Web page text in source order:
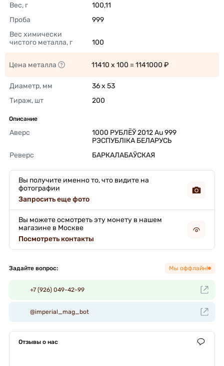
Вес, г
100,11
Проба
999
Вес химически
чистого металла, г
100
Цена металла 11410 x 100 = 1141000 ₽
Диаметр, мм
36 x 53
Тираж, шт
200
Описание
Аверс
1000 РУБЛЁЎ 2012 Au 999
РЭСПУБЛІКА БЕЛАРУСЬ
Реверс
БАРКАЛАБАЎСКАЯ
Вы получите именно то, что видите на
фотографии
Запросить еще фото
Вы можете осмотреть эту монету в нашем
магазине в Москве
Посмотреть контакты
Задайте вопрос: Мы оффлайн!
+7 (926) 049-42-99
@imperial_mag_bot
Отзывы о нас